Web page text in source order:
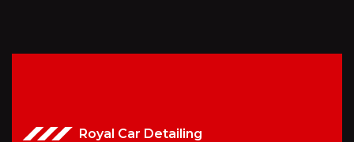
Royal Car Detailing